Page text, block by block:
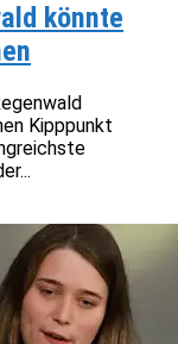
könnte
Kipppunkt